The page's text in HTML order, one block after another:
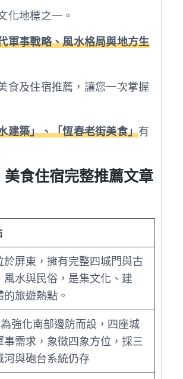
化地標之一。
軍事戰略、風水格局與地方生
食及住宿推薦，讓您一次掌握
建築」、「恆春老街美食」有
美食住宿完整推薦文章
於屏東，擁有完整四城門與古
風水與民俗，是集文化、建
旅遊熱點。
強化南部邊防而設，四座城
事需求，象徵四象方位，採三
河與砲台系統仍存